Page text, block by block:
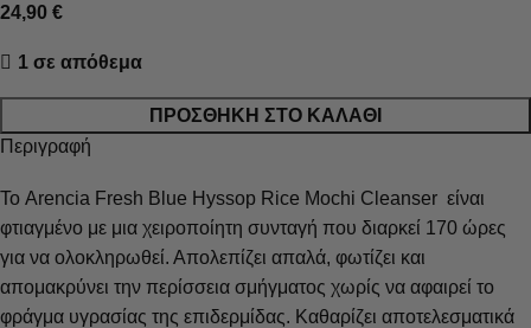
24,90 €
1 σε απόθεμα
ΠΡΟΣΘΉΚΗ ΣΤΟ ΚΑΛΆΘΙ
Περιγραφή
Το Arencia Fresh Blue Hyssop Rice Mochi Cleanser είναι
φτιαγμένο με μια χειροποίητη συνταγή που διαρκεί 170 ώρες
για να ολοκληρωθεί. Απολεπίζει απαλά, φωτίζει και
απομακρύνει την περίσσεια σμήγματος χωρίς να αφαιρεί το
φράγμα υγρασίας της επιδερμίδας. Καθαρίζει αποτελεσματικά